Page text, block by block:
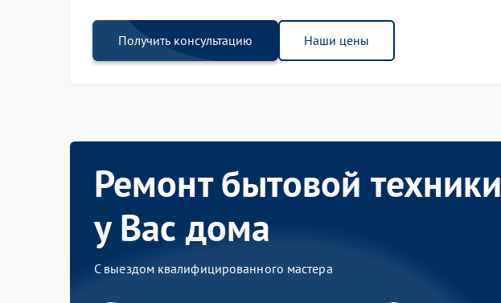
Получить консультацию Наши цены
Ремонт бытовой техники
у Вас дома
С выездом квалифицированного мастера